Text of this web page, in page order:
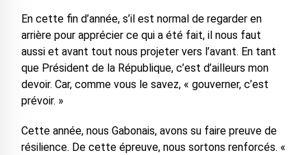
En cette fin d’année, s’il est normal de regarder en
arrière pour apprécier ce qui a été fait, il nous faut
aussi et avant tout nous projeter vers l’avant. En tant
que Président de la République, c’est d’ailleurs mon
devoir. Car, comme vous le savez, « gouverner, c’est
prévoir. »
Cette année, nous Gabonais, avons su faire preuve de
résilience. De cette épreuve, nous sortons renforcés. «